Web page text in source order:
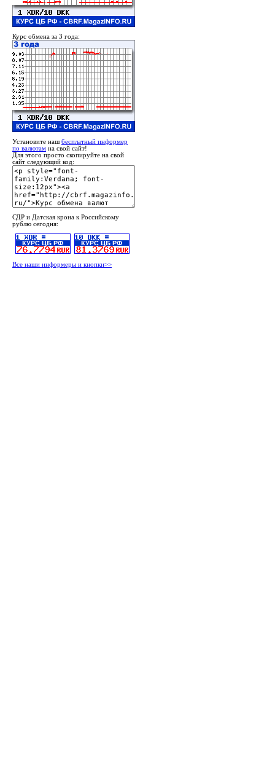
Курс обмена за 3 года:
Установите наш бесплатный информер
по валютам на свой сайт!
Для этого просто скопируйте на свой
сайт следующий код:
СДР и Датская крона к Российскому
рублю сегодня:
Все наши информеры и кнопки>>